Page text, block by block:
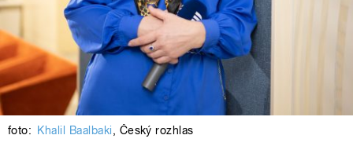
foto: Khalil Baalbaki, Český rozhlas